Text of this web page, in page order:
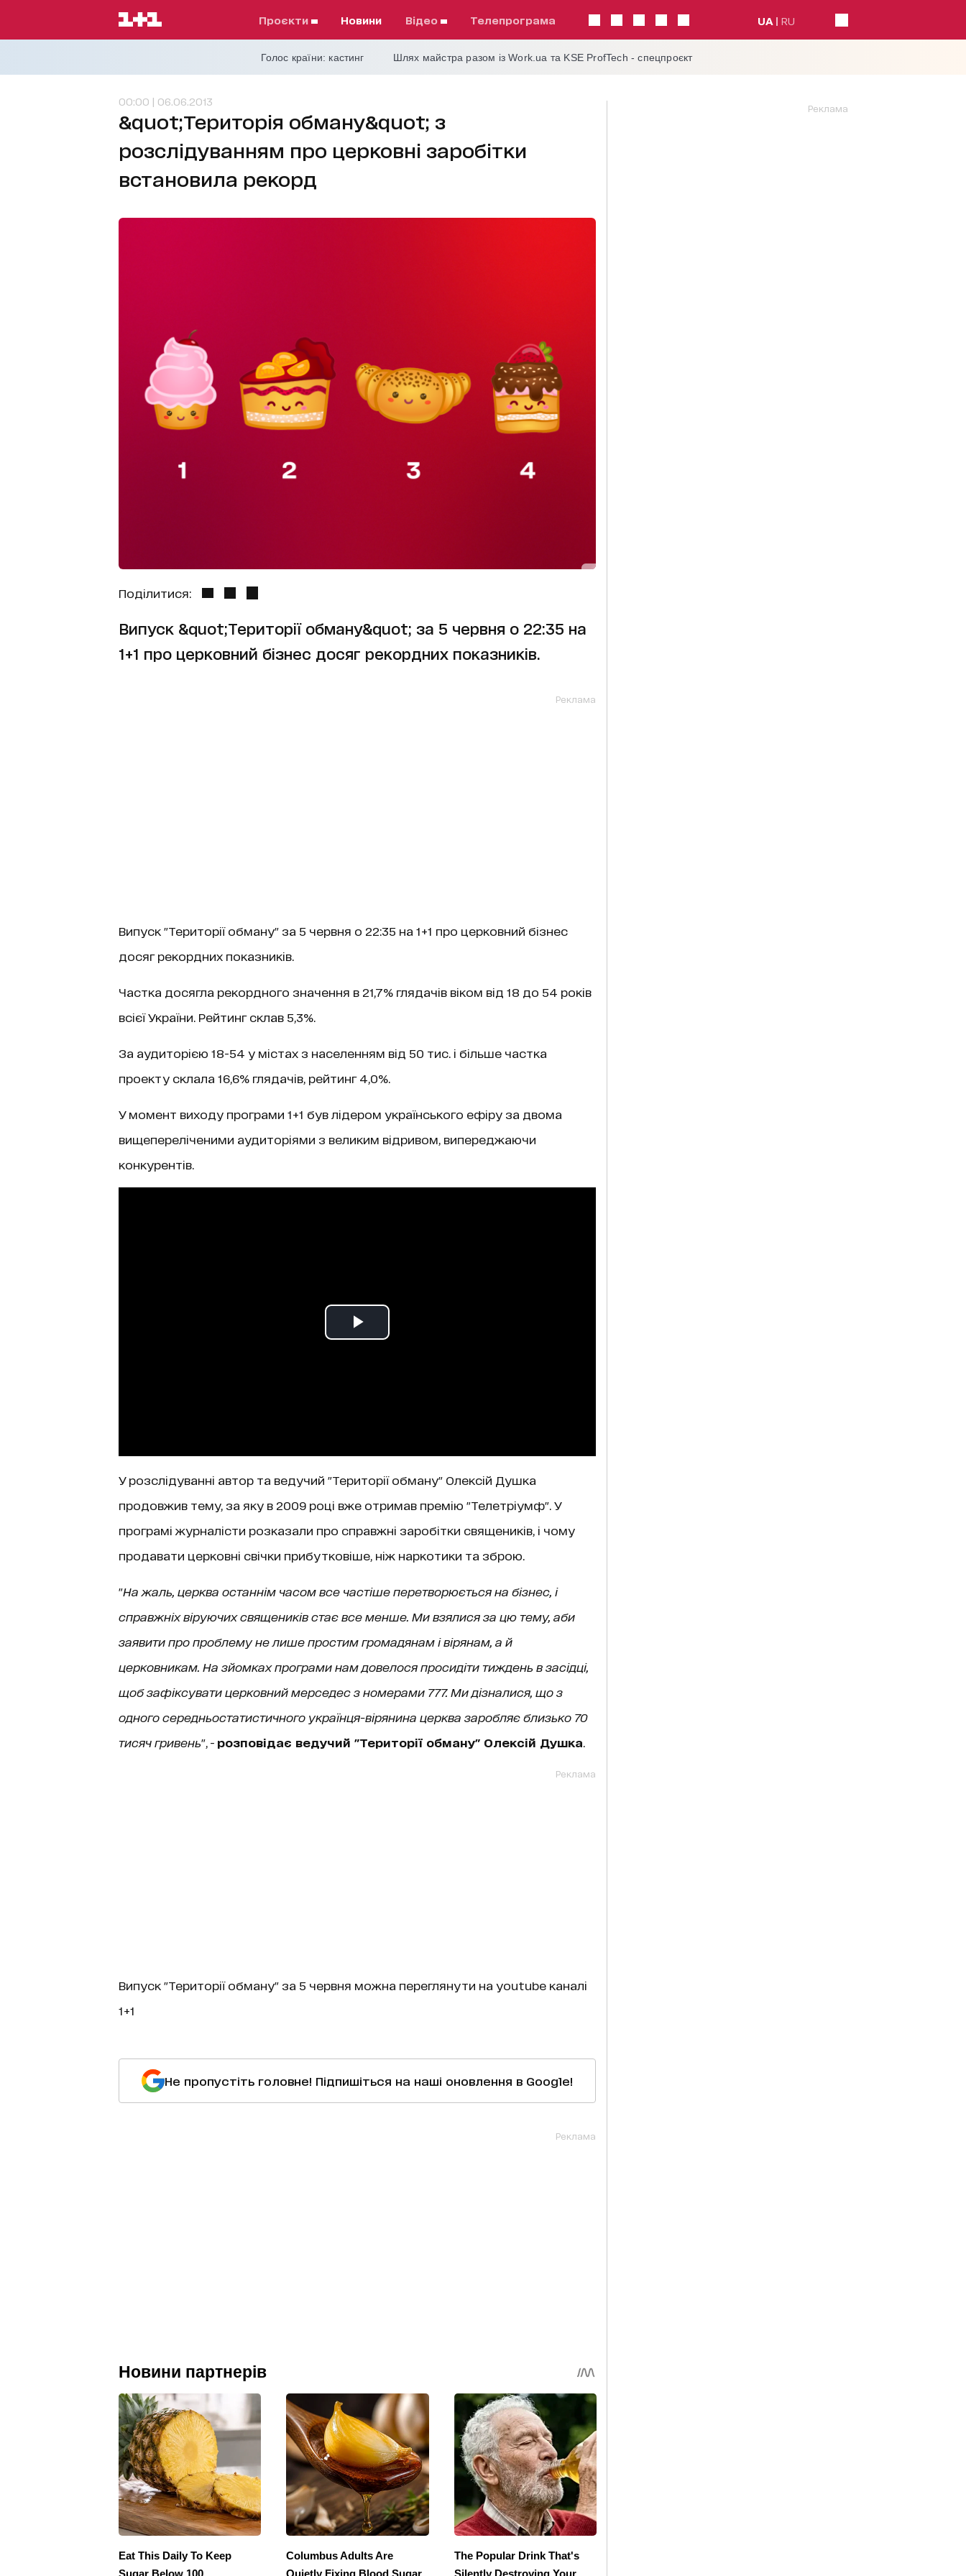
проєкти Новини відео телепрограма UA RU
Голос країни: кастинг Шлях майстра разом із Work.ua та KSE ProfTech - спецпроєкт
00:00 | 06.06.2013
&quot;Територія обману&quot; з
розслідуванням про церковні заробітки
встановила рекорд
Поділитися:
Випуск &quot;Території обману&quot; за 5 червня о 22:35 на
1+1 про церковний бізнес досяг рекордних показників.
Реклама
Випуск "Території обману" за 5 червня о 22:35 на 1+1 про церковний бізнес
досяг рекордних показників.
Частка досягла рекордного значення в 21,7% глядачів віком від 18 до 54 років
всієї України. Рейтинг склав 5,3%.
За аудиторією 18-54 у містах з населенням від 50 тис. і більше частка
проекту склала 16,6% глядачів, рейтинг 4,0%.
У момент виходу програми 1+1 був лідером українського ефіру за двома
вищепереліченими аудиторіями з великим відривом, випереджаючи
конкурентів.
У розслідуванні автор та ведучий "Території обману" Олексій Душка
продовжив тему, за яку в 2009 році вже отримав премію "Телетріумф". У
програмі журналісти розказали про справжні заробітки священиків, і чому
продавати церковні свічки прибутковіше, ніж наркотики та зброю.
"На жаль, церква останнім часом все частіше перетворюється на бізнес, і
справжніх віруючих священиків стає все менше. Ми взялися за цю тему, аби
заявити про проблему не лише простим громадянам і вірянам, а й
церковникам. На зйомках програми нам довелося просидіти тиждень в засідці,
щоб зафіксувати церковний мерседес з номерами 777. Ми дізналися, що з
одного середньостатистичного українця-вірянина церква заробляє близько 70
тисяч гривень", - розповідає ведучий "Території обману" Олексій Душка
Реклама
Випуск "Території обману" за 5 червня можна переглянути на youtube каналі
1+1
Не пропустіть головне! Підпишіться на наші оновлення в Google!
Реклама
Реклама